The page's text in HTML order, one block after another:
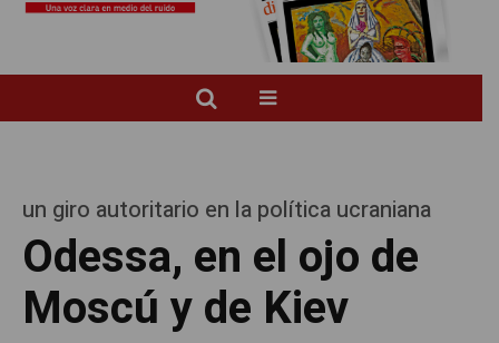
un giro autoritario en la política ucraniana
Odessa, en el ojo de
Moscú y de Kiev